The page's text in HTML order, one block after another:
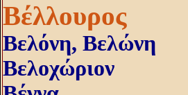
Βέλλουρος
Βελόνη, Bελώνη
Βελοχώριον